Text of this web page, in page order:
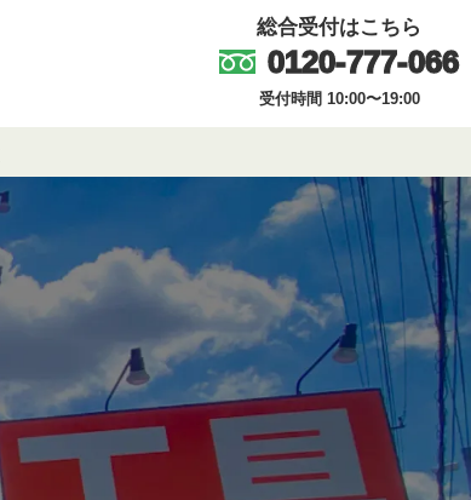
総合受付はこちら
0120-777-066
受付時間 10:00〜19:00